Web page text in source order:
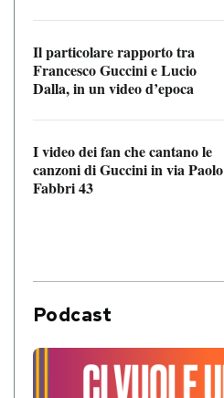
Il particolare rapporto tra
Francesco Guccini e Lucio
Dalla, in un video d’epoca
I video dei fan che cantano le
canzoni di Guccini in via Paolo
Fabbri 43
Podcast